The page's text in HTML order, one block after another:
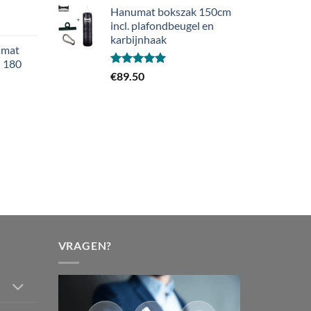
180
tot
€89.99
Hanumat bokszak 150cm
incl. plafondbeugel en
karbijnhaak
Gewaardeerd
€89.50
VRAGEN?